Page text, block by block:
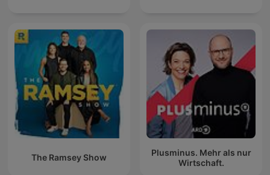
The Ramsey Show
Plusminus. Mehr als nur
Wirtschaft.